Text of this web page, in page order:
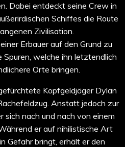
Dabei entdeckt seine Crew in
Schiffes die Route
Zivilisation.
Erbauer auf den Grund zu
welche ihn letztendlich
Orte bringen.
Kopfgeldjäger Dylan
Anstatt jedoch zur
sich nach und nach von einem
er auf nihilistische Art
Gefahr bringt, erhält er den